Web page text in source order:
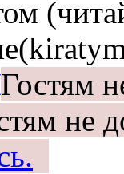
Гостям
не